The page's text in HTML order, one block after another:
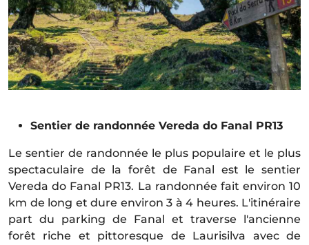
Sentier de randonnée Vereda do Fanal PR13
Le sentier de randonnée le plus populaire et le plus
spectaculaire de la forêt de Fanal est le sentier
Vereda do Fanal PR13. La randonnée fait environ 10
km de long et dure environ 3 à 4 heures. L'itinéraire
part du parking de Fanal et traverse l'ancienne
forêt riche et pittoresque de Laurisilva avec de